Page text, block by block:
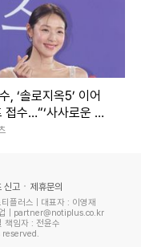
, ‘솔로지옥5’ 이어
접수…“‘사사로운 만
MC 발탁” [공식]
신고 제휴문의
플러스 | 대표자 : 이영재
| partner@notiplus.co.kr
책임자 : 전윤수